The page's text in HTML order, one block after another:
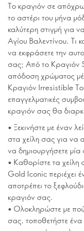
Το κραγιόν σε
το αστέρι του μήνα
καλύτερη στιγμή για
Αγίου Βαλεντίνου. Τι
να εκφράσετε την
σας; Από το Κραγιόν
απόδοση χρώματος
Κραγιόν Irresistible
επαγγελματικές
κραγιόν σας θα
• Ξεκινήστε με έναν
στα χείλη σας για να
να δημιουργήσετε
• Καθορίστε τα
Gold Iconic περιέχει
αποτρέπει το
κραγιόν σας.
• Ολοκληρώστε με
σας, τοποθετήστε